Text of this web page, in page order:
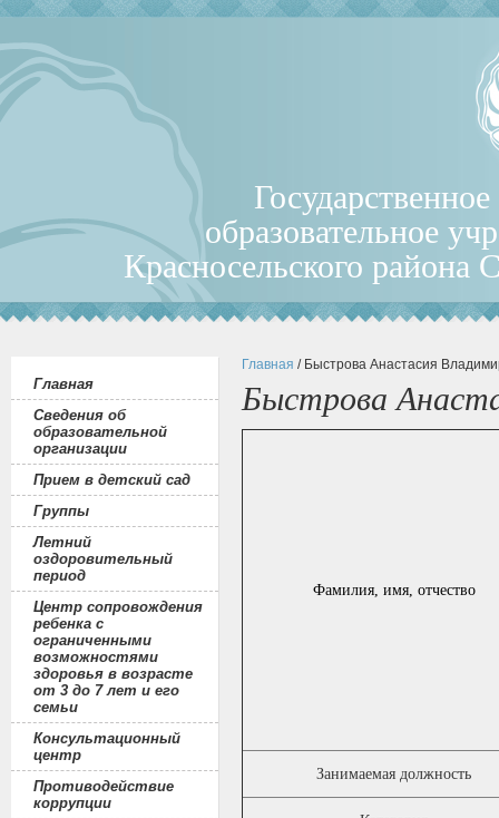
Главная
Сведения об
образовательной
организации
Прием в детский сад
Группы
Летний
оздоровительный
период
Центр сопровождения
ребенка с
ограниченными
возможностями
здоровья в возрасте
от 3 до 7 лет и его
семьи
Консультационный
центр
Противодействие
коррупции
Главная / Быстрова Анастасия
Быстрова
Фамилия, имя, отчество
Занимаемая должность
образовательное
Красносельского